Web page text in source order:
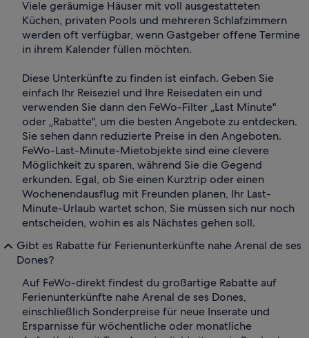
Viele geräumige Häuser mit voll ausgestatteten
Küchen, privaten Pools und mehreren Schlafzimmern
werden oft verfügbar, wenn Gastgeber offene Termine
in ihrem Kalender füllen möchten.
Diese Unterkünfte zu finden ist einfach. Geben Sie
einfach Ihr Reiseziel und Ihre Reisedaten ein und
verwenden Sie dann den FeWo-Filter „Last Minute"
oder „Rabatte", um die besten Angebote zu entdecken.
Sie sehen dann reduzierte Preise in den Angeboten.
FeWo-Last-Minute-Mietobjekte sind eine clevere
Möglichkeit zu sparen, während Sie die Gegend
erkunden. Egal, ob Sie einen Kurztrip oder einen
Wochenendausflug mit Freunden planen, Ihr Last-
Minute-Urlaub wartet schon, Sie müssen sich nur noch
entscheiden, wohin es als Nächstes gehen soll.
Gibt es Rabatte für Ferienunterkünfte nahe Arenal de ses
Dones?
Auf FeWo-direkt findest du großartige Rabatte auf
Ferienunterkünfte nahe Arenal de ses Dones,
einschließlich Sonderpreise für neue Inserate und
Ersparnisse für wöchentliche oder monatliche